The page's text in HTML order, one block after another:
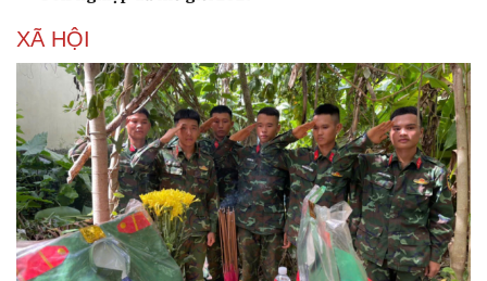
XÃ HỘI